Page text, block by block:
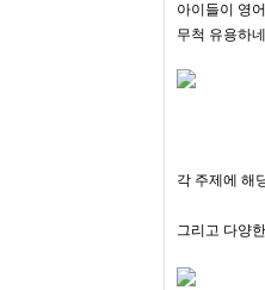
아이들이 영
무척 유용하
각 주제에 해
그리고 다양